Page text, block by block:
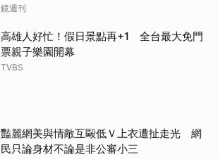
一日生活公開
鏡週刊
高雄人好忙！假日景點再+1 全台最大免門
票親子樂園開幕
TVBS
豔麗網美與情敵互毆低Ｖ上衣遭扯走光 網
民只論身材不論是非公審小三